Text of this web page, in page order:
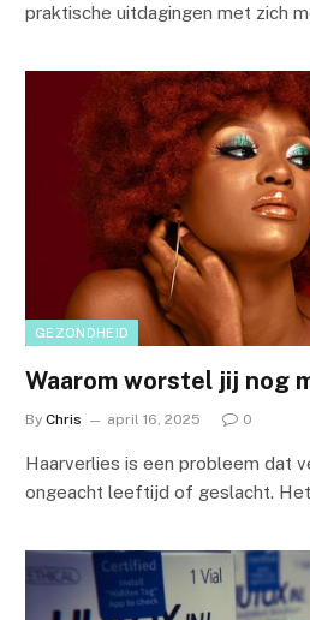
praktische uitdagingen met zich
GEZONDHEID
Waarom worstel jij nog
By Chris april 16, 2025 0
Haarverlies is een probleem dat
ongeacht leeftijd of geslacht.